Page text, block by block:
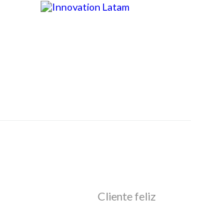
Cliente feliz